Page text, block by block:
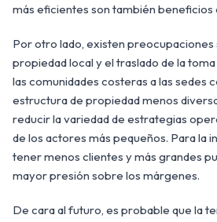
más eficientes son también beneficios
Por otro lado, existen preocupaciones
propiedad local y el traslado de la
las comunidades costeras a las sedes
estructura de propiedad menos
reducir la variedad de estrategias
de los actores más pequeños. Para la
tener menos clientes y más grandes
mayor presión sobre los márgenes.
De cara al futuro, es probable que la